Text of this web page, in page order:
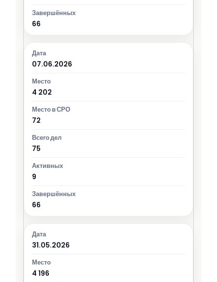
66
07.06.2026
4 202
72
75
9
66
31.05.2026
4 196